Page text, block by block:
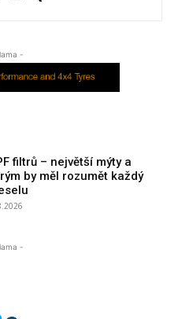
-
filtrů – největší mýty a
by měl rozumět každý
-